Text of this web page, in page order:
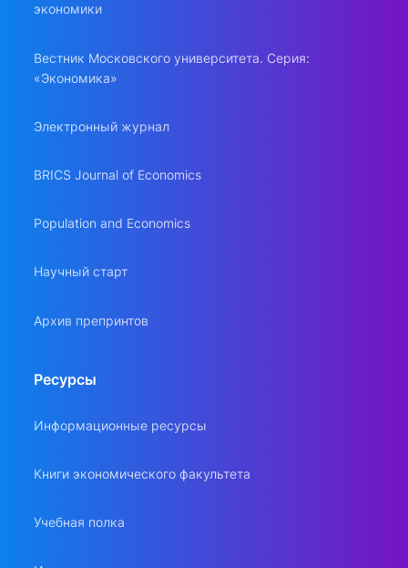
экономики
Вестник Московского университета. Серия:
«Экономика»
Электронный журнал
BRICS Journal of Economics
Population and Economics
Научный старт
Архив препринтов
Ресурсы
Информационные ресурсы
Книги экономического факультета
Учебная полка